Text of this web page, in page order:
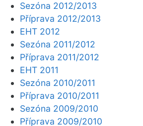
Sezóna 2012/2013
Příprava 2012/2013
EHT 2012
Sezóna 2011/2012
Příprava 2011/2012
EHT 2011
Sezóna 2010/2011
Příprava 2010/2011
Sezóna 2009/2010
Příprava 2009/2010